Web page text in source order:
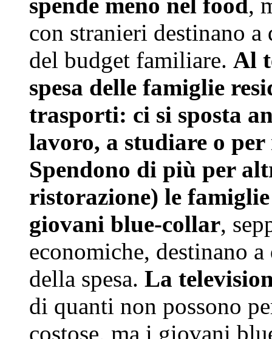
con stranieri destinano
del budget familiare. Al
spesa delle famiglie
trasporti: ci si sposta
lavoro, a studiare o
Spendono di più per
ristorazione) le
giovani blue-collar,
economiche, destinano
della spesa. La
di quanti non possono
costose, ma i giovani